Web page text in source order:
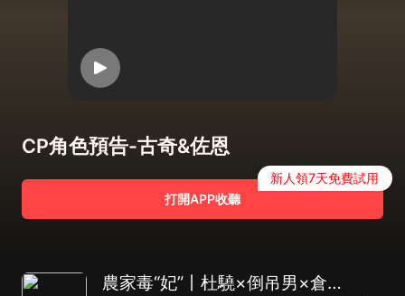
CP角色預告-古奇&佐恩
打開APP收聽
新人領7天免費試用
農家毒“妃”丨杜驍×倒吊男×倉頡旁白丨種田丨廣播劇